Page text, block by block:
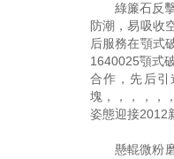
綠簾石反
防潮，易吸收
后服務在顎式
1640025顎式
合作，先后
塊，，，，，
姿態迎接2012
懸輥微粉